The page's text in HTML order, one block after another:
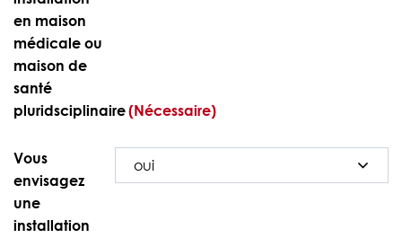
en maison
médicale ou
maison de
santé
pluridsciplinaire(Nécessaire)
Vous
envisagez
une
installation